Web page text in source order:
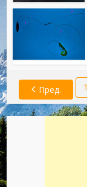
Пред. 1